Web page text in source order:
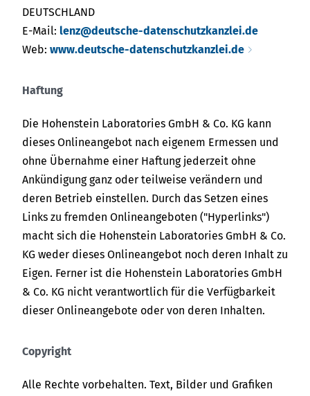
DEUTSCHLAND
E-Mail: lenz@deutsche-datenschutzkanzlei.de
Web: www.deutsche-datenschutzkanzlei.de
Haftung
Die Hohenstein Laboratories GmbH & Co. KG kann
dieses Onlineangebot nach eigenem Ermessen und
ohne Übernahme einer Haftung jederzeit ohne
Ankündigung ganz oder teilweise verändern und
deren Betrieb einstellen. Durch das Setzen eines
Links zu fremden Onlineangeboten ("Hyperlinks")
macht sich die Hohenstein Laboratories GmbH & Co.
KG weder dieses Onlineangebot noch deren Inhalt zu
Eigen. Ferner ist die Hohenstein Laboratories GmbH
& Co. KG nicht verantwortlich für die Verfügbarkeit
dieser Onlineangebote oder von deren Inhalten.
Copyright
Alle Rechte vorbehalten. Text, Bilder und Grafiken